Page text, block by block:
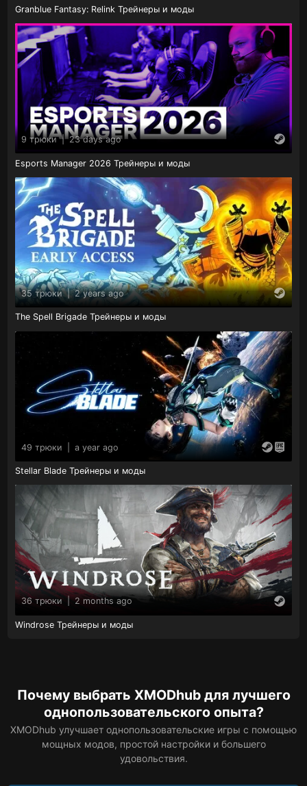
Granblue Fantasy: Relink Трейнеры и моды
9 трюки | 23 days ago
Esports Manager 2026 Трейнеры и моды
35 трюки | 2 years ago
The Spell Brigade Трейнеры и моды
49 трюки a year ago
Stellar Blade Трейнеры и моды
36 трюки | 2 months ago
Windrose Трейнеры и моды
Почему выбрать XMODhub для лучшего
однопользовательского опыта?
XMODhub улучшает однопользовательские игры с помощью
мощных модов, простой настройки и большего
удовольствия.